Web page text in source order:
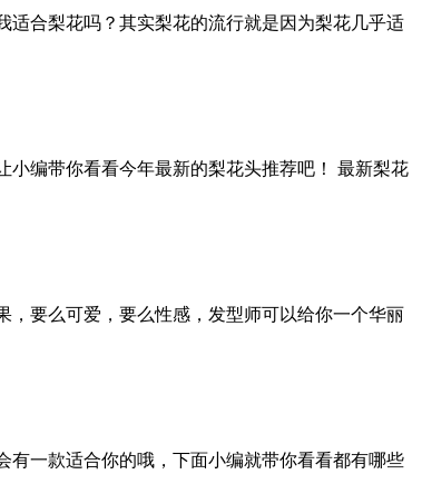
适合梨花吗？其实梨花的流行就是因为梨花几乎适
小编带你看看今年最新的梨花头推荐吧！ 最新梨花
，要么可爱，要么性感，发型师可以给你一个华丽
有一款适合你的哦，下面小编就带你看看都有哪些